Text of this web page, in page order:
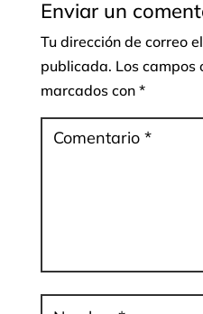
Enviar un
Tu dirección de correo
publicada. Los campos
marcados con *